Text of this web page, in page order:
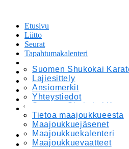
Etusivu
Liitto
Suomen Shukokai
Lajiesittely
Ansiomerkit
Yhteystiedot
Suomen Shukokai
Eettinen valiokunta ja
Yhteistyöohjelma
Seurat
Tapahtumakalenteri
Tiedotteet
Maajoukkue
Tietoa maajoukkueesta
Maajoukkuejäsenet
Maajoukkuekalenteri
Maajoukkuevaatteet
Materiaalipankki
Verkkokauppa
Etusivu
Liitto